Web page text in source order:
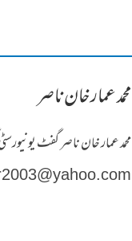
محمد عمار خان ناصر
محمد عمار خان ناصر گفٹ